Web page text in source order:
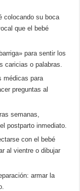
colocando su boca
que el bebé
para sentir los
caricias o palabras.
médicas para
preguntas al
semanas,
postparto inmediato.
con el bebé
al vientre o dibujar
armar la